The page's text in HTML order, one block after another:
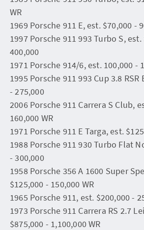
WR
1969 Porsche 911 E, est. $70,000 -
1997 Porsche 911 993 Turbo S, est.
400,000
1971 Porsche 914/6, est. 100,000 -
1995 Porsche 911 993 Cup 3.8 RSR
- 275,000
2006 Porsche 911 Carrera S Club,
160,000 WR
1971 Porsche 911 E Targa, est.
1988 Porsche 911 930 Turbo Flat
- 300,000
1958 Porsche 356 A 1600 Super
$125,000 - 150,000 WR
1965 Porsche 911, est. $200,000 -
1973 Porsche 911 Carrera RS 2.7
$875,000 - 1,100,000 WR